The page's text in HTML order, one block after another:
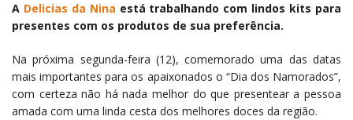
A Delicias da Nina está trabalhando com lindos kits para
presentes com os produtos de sua preferência.
Na próxima segunda-feira (12), comemorado uma das datas
mais importantes para os apaixonados o “Dia dos Namorados”,
com certeza não há nada melhor do que presentear a pessoa
amada com uma linda cesta dos melhores doces da região.